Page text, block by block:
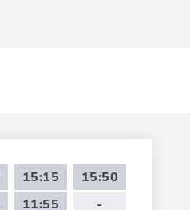
15:15 15:50
11:55
-